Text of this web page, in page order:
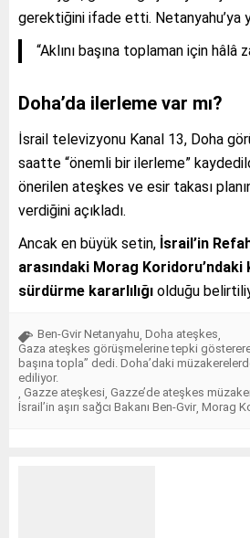
gerektiğini ifade etti. Netanyahu’ya
“Aklını başına toplaman için hâlâ
Doha’da ilerleme var mı?
İsrail televizyonu Kanal 13, Doha
saatte “önemli bir ilerleme”
önerilen ateşkes ve esir takası
verdiğini açıkladı.
Ancak en büyük setin, İsrail’in
arasındaki Morag
sürdürme kararlılığı olduğu
Ben-Gvir Netanyahu Doha ateşkes
Gaza ateşkes görüşmelerine tepki
başına topla” dedi. Doha’daki
ediliyor.
Gazze ateşkesi Gazze’de ateşkes
İsrail’in aşırı sağcı Bakanı Ben-Gvir Morag